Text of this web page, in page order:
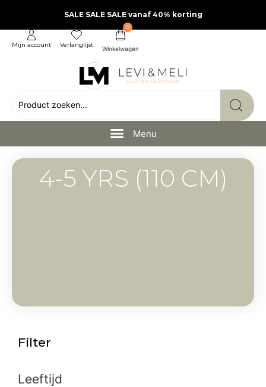
SALE SALE SALE vanaf 40% korting
Mijn account Verlanglijst
0
4-5 YRS (110 CM)
Filter
Leeftijd